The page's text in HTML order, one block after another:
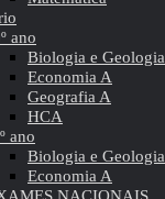
ano
Biologia e Geologia
Economia A
Geografia A
HCA
ano
Biologia e Geologia
Economia A